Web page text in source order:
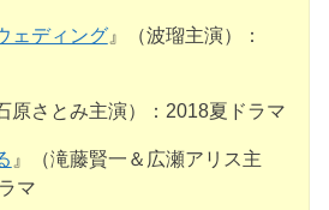
ェディング』（波瑠主演）：
原さとみ主演）：2018夏ドラマ
』（滝藤賢一＆広瀬アリス主
マ